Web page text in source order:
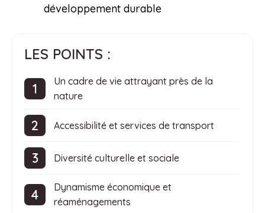
développement durable
LES POINTS :
Un cadre de vie attrayant près de la
nature
Accessibilité et services de transport
Diversité culturelle et sociale
Dynamisme économique et
réaménagements